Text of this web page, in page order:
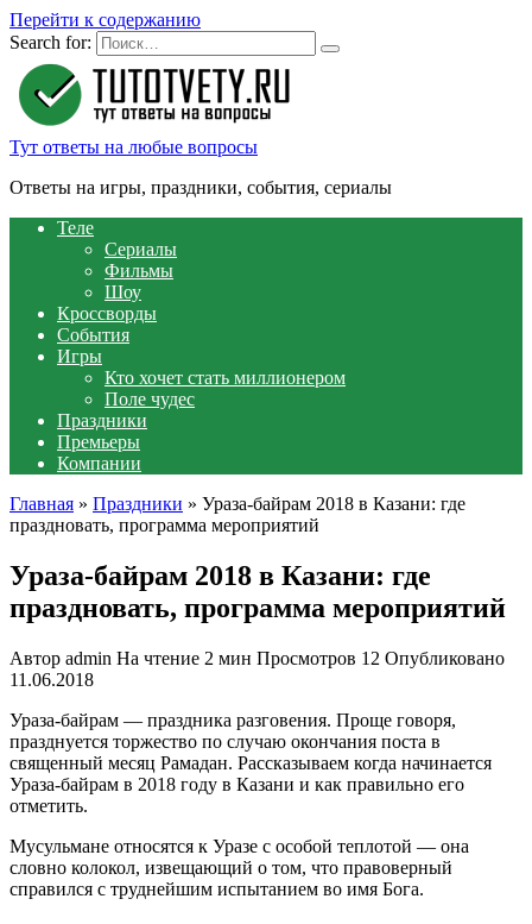
Перейти к содержанию
Search for:
Тут ответы на любые вопросы
Ответы на игры, праздники, события, сериалы
Теле
Сериалы
Фильмы
Шоу
Кроссворды
События
Игры
Кто хочет стать миллионером
Поле чудес
Праздники
Премьеры
Компании
Главная » Праздники » Ураза-байрам 2018 в Казани: где
праздновать, программа мероприятий
Ураза-байрам 2018 в Казани: где
праздновать, программа мероприятий
Автор admin На чтение 2 мин Просмотров 12 Опубликовано
11.06.2018
Ураза-байрам — праздника разговения. Проще говоря,
празднуется торжество по случаю окончания поста в
священный месяц Рамадан. Рассказываем когда начинается
Ураза-байрам в 2018 году в Казани и как правильно его
отметить.
Мусульмане относятся к Уразе с особой теплотой — она
словно колокол, извещающий о том, что правоверный
справился с труднейшим испытанием во имя Бога.